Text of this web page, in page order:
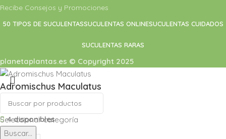
Recibe Consejos y Promociones
50 TIPOS DE SUCULENTASSUCULENTAS ONLINESUCULENTAS CUIDADOS
SUCULENTAS RARAS
planetaplantas.es © Copyright 2025
Seleccionar categoría
Buscar...
Adromischus Maculatus
3,99€
4 disponibles